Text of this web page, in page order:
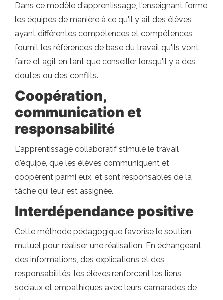
Dans ce modèle d'apprentissage, l'enseignant forme
les équipes de manière à ce qu'il y ait des élèves
ayant différentes compétences et compétences,
fournit les références de base du travail qu'ils vont
faire et agit en tant que conseiller lorsqu'il y a des
doutes ou des conflits.
Coopération,
communication et
responsabilité
L'apprentissage collaboratif stimule le travail
d'équipe, que les élèves communiquent et
coopèrent parmi eux, et sont responsables de la
tâche qui leur est assignée.
Interdépendance positive
Cette méthode pédagogique favorise le soutien
mutuel pour réaliser une réalisation. En échangeant
des informations, des explications et des
responsabilités, les élèves renforcent les liens
sociaux et empathiques avec leurs camarades de